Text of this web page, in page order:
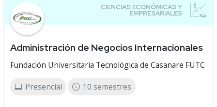
Administración de Negocios Internacionales
Fundación Universitaria Tecnológica de Casanare FUTC
Presencial 10 semestres